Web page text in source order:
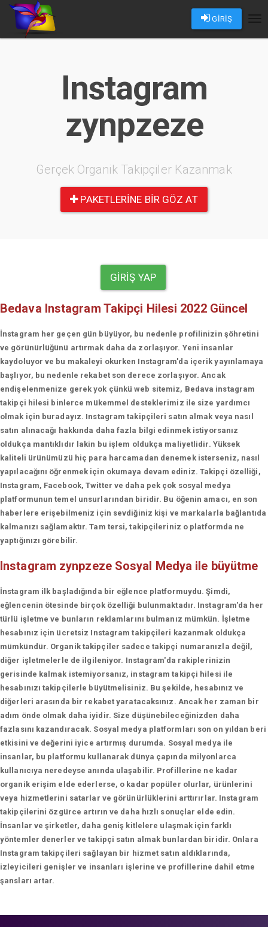
GİRİŞ
Instagram
zynpzeze
Gerçek Organik Takipçiler Kazanmak
PAKETLERINE BIR GÖZ AT
GIRIŞ YAP
Bedava Instagram Takipçi Hilesi 2022 Güncel
İnstagram her geçen gün büyüyor, bu nedenle profilinizin şöhretini
ve görünürlüğünü artırmak daha da zorlaşıyor. Yeni insanlar
kaydoluyor ve bu makaleyi okurken Instagram'da içerik yayınlamaya
başlıyor, bu nedenle rekabet son derece zorlaşıyor. Ancak
endişelenmenize gerek yok çünkü web sitemiz, Bedava instagram
takipçi hilesi binlerce mükemmel desteklerimiz ile size yardımcı
olmak için buradayız. Instagram takipçileri satın almak veya nasıl
satın alınacağı hakkında daha fazla bilgi edinmek istiyorsanız
oldukça mantıklıdır lakin bu işlem oldukça maliyetlidir. Yüksek
kaliteli ürünümüzü hiç para harcamadan denemek isterseniz, nasıl
yapılacağını öğrenmek için okumaya devam ediniz. Takipçi özelliği,
Instagram, Facebook, Twitter ve daha pek çok sosyal medya
platformunun temel unsurlarından biridir. Bu öğenin amacı, en son
haberlere erişebilmeniz için sevdiğiniz kişi ve markalarla bağlantıda
kalmanızı sağlamaktır. Tam tersi, takipçileriniz o platformda ne
yaptığınızı görebilir.
Instagram zynpzeze Sosyal Medya ile büyütme
İnstagram ilk başladığında bir eğlence platformuydu. Şimdi,
eğlencenin ötesinde birçok özelliği bulunmaktadır. Instagram'da her
türlü işletme ve bunların reklamlarını bulmanız mümkün. İşletme
hesabınız için ücretsiz Instagram takipçileri kazanmak oldukça
mümkündür. Organik takipçiler sadece takipçi numaranızla değil,
diğer işletmelerle de ilgileniyor. Instagram'da rakiplerinizin
gerisinde kalmak istemiyorsanız, instagram takipçi hilesi ile
hesabınızı takipçilerle büyütmelisiniz. Bu şekilde, hesabınız ve
diğerleri arasında bir rekabet yaratacaksınız. Ancak her zaman bir
adım önde olmak daha iyidir. Size düşünebileceğinizden daha
fazlasını kazandıracak. Sosyal medya platformları son on yıldan beri
etkisini ve değerini iyice artırmış durumda. Sosyal medya ile
insanlar, bu platformu kullanarak dünya çapında milyonlarca
kullanıcıya neredeyse anında ulaşabilir. Profillerine ne kadar
organik erişim elde ederlerse, o kadar popüler olurlar, ürünlerini
veya hizmetlerini satarlar ve görünürlüklerini arttırırlar. Instagram
takipçilerini özgürce artırın ve daha hızlı sonuçlar elde edin.
İnsanlar ve şirketler, daha geniş kitlelere ulaşmak için farklı
yöntemler denerler ve takipçi satın almak bunlardan biridir. Onlara
Instagram takipçileri sağlayan bir hizmet satın aldıklarında,
izleyicileri genişler ve insanları işlerine ve profillerine dahil etme
şansları artar.